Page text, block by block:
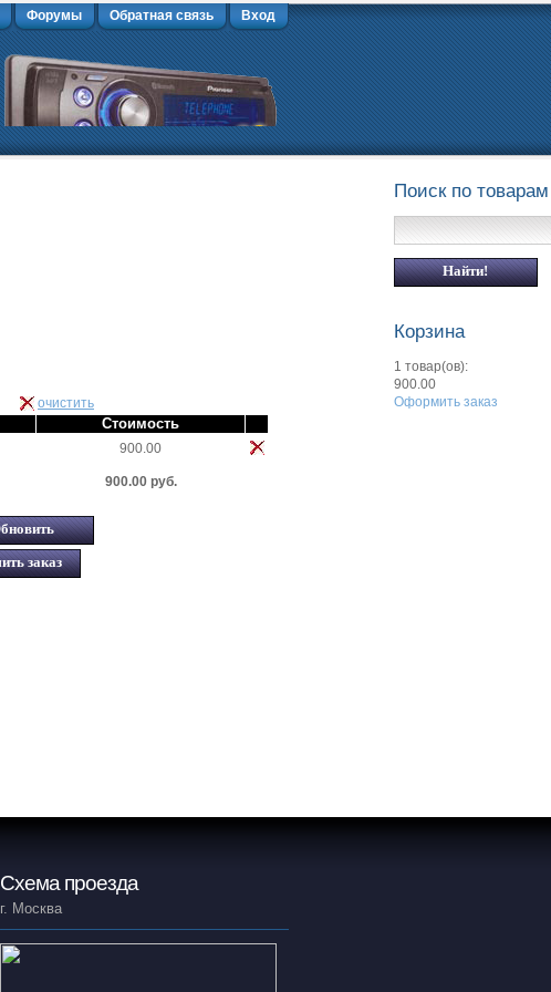
Форумы Обратная связь Вход
очистить
Стоимость
900.00
900.00 руб.
Поиск по товарам
Корзина
1 товар(ов):
900.00
Оформить заказ
Схема проезда
г. Москва